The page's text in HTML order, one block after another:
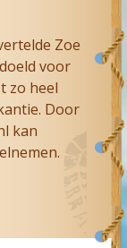
Zoe
voor
zo heel
Door
kan